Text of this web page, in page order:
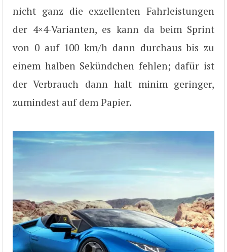
nicht ganz die exzellenten Fahrleistungen
der 4×4-Varianten, es kann da beim Sprint
von 0 auf 100 km/h dann durchaus bis zu
einem halben Sekündchen fehlen; dafür ist
der Verbrauch dann halt minim geringer,
zumindest auf dem Papier.